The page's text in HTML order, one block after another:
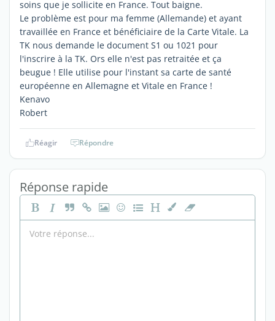
soins que je sollicite en France. Tout baigne.
Le problème est pour ma femme (Allemande) et ayant
travaillée en France et bénéficiaire de la Carte Vitale. La
TK nous demande le document S1 ou 1021 pour
l'inscrire à la TK. Ors elle n'est pas retraitée et ça
beugue ! Elle utilise pour l'instant sa carte de santé
européenne en Allemagne et Vitale en France !
Kenavo
Robert
Réagir Répondre
Réponse rapide